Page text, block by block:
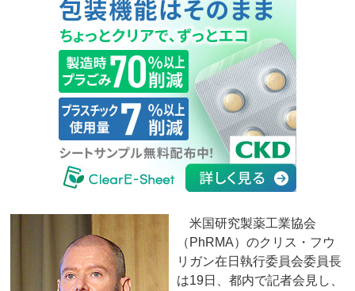
米国研究製薬工業協会
（PhRMA）のクリス・フウ
リガン在日執行委員会委員長
は19日、都内で記者会見し、